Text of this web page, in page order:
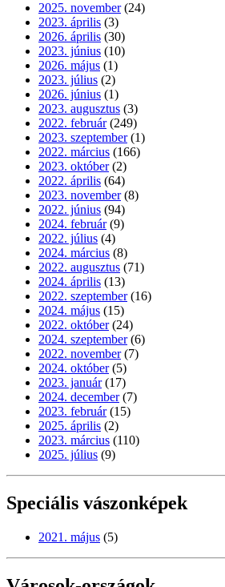
2025. november (24)
2023. április (3)
2026. április (30)
2023. június (10)
2026. május (1)
2023. július (2)
2026. június (1)
2023. augusztus (3)
2022. február (249)
2023. szeptember (1)
2022. március (166)
2023. október (2)
2022. április (64)
2023. november (8)
2022. június (94)
2024. február (9)
2022. július (4)
2024. március (8)
2022. augusztus (71)
2024. április (13)
2022. szeptember (16)
2024. május (15)
2022. október (24)
2024. szeptember (6)
2022. november (7)
2024. október (5)
2023. január (17)
2024. december (7)
2023. február (15)
2025. április (2)
2023. március (110)
2025. július (9)
Speciális vászonképek
2021. május (5)